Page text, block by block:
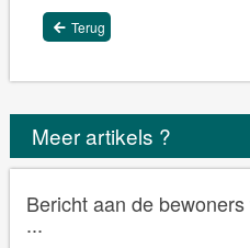
Terug
Meer artikels ?
Bericht aan de
...